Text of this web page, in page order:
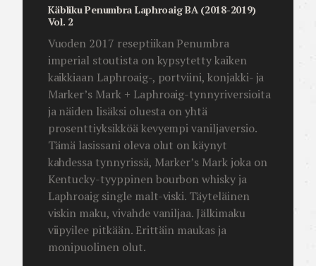
Käbliku Penumbra Laphroaig BA (2018-2019)
Vol. 2
Vuoden 2017 reseptiikan Penumbra
imperial stoutista on kypsytetty kaiken
kaikkiaan Laphroaig-, portviini, konjakki- ja
Marker’s Mark + Laphroaig-tynnyriversioita
ja näiden lisäksi oluesta on yhtä
prosenttiyksikköä kevyempi vaniljaversio.
Tämä lasissani oleva olut on käynyt
kahdessa tynnyrissä, Marker’s Mark joka on
Kentucky-tyyppinen bourbon whisky ja
Laphroaig single malt-viski. Täyteläinen
viskin maku, vivahde vaniljaa. Jälkimaku
viipyilee pitkään. Erittäin maukas ja
monipuolinen olut.